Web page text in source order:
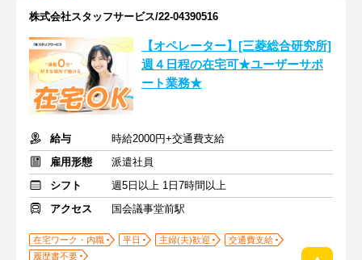
株式会社スタッフサービス/22-04390516
【オペレーター】[三菱総合研究所]
週４日程の在宅可★ユーザーサポ
ート業務★
給与
時給2000円+交通費支給
雇用形態
派遣社員
シフト
週5日以上 1日7時間以上
アクセス
国会議事堂前駅
在宅ワーク・内職 平日 主婦(夫)歓迎
交通費支給
履歴書不要